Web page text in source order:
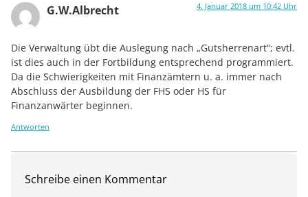
G.W.Albrecht 4. Januar 2018 um 10:42 Uhr
Die Verwaltung übt die Auslegung nach „Gutsherrenart“; evtl.
ist dies auch in der Fortbildung entsprechend programmiert.
Da die Schwierigkeiten mit Finanzämtern u. a. immer nach
Abschluss der Ausbildung der FHS oder HS für
Finanzanwärter beginnen.
Antworten
Schreibe einen Kommentar